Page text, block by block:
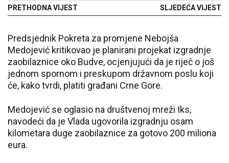
PRETHODNA VIJEST SLJEDEĆA VIJEST
Predsjednik Pokreta za promjene Nebojša
Medojević kritikovao je planirani projekat izgradnje
zaobilaznice oko Budve, ocjenjujući da je riječ o još
jednom spornom i preskupom državnom poslu koji
će, kako tvrdi, platiti građani Crne Gore.
Medojević se oglasio na društvenoj mreži Iks,
navodeći da je Vlada ugovorila izgradnju osam
kilometara duge zaobilaznice za gotovo 200 miliona
eura.